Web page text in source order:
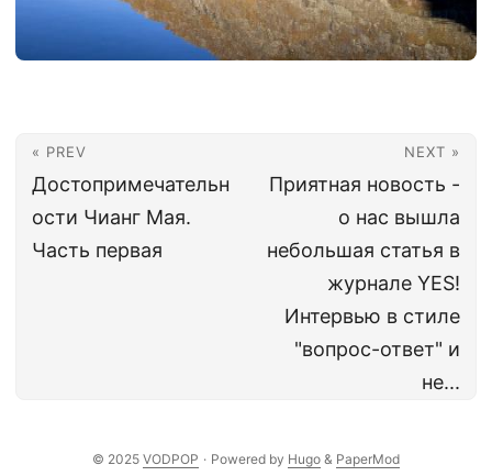
« PREV
Достопримечательн
ости Чианг Мая.
Часть первая
NEXT »
Приятная новость -
о нас вышла
небольшая статья в
журнале YES!
Интервью в стиле
"вопрос-ответ" и
не...
© 2025 VODPOP · Powered by Hugo & PaperMod